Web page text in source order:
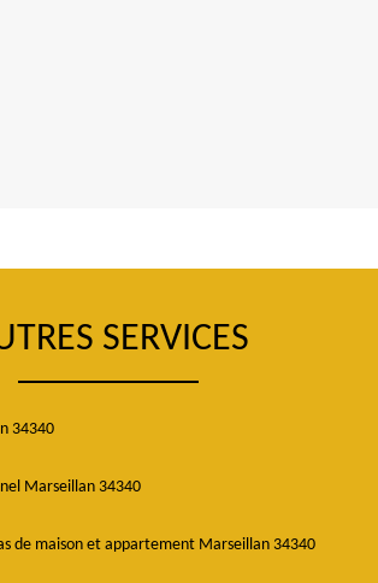
SERVICES
34340
Marseillan 34340
de maison et appartement Marseillan 34340